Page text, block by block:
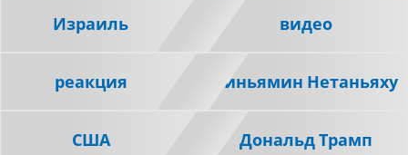
Израиль видео
реакция Биньямин Нетаньяху
США Дональд Трамп